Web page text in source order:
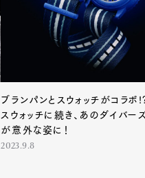
Pen Meet Pen
ブランパンとスウォッチがコラボ
スウォッチに続き、あのダイバー
が意外な姿に！
2023.9.8